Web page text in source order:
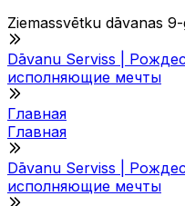
Ziemassvētku dāvanas
Dāvanu Serviss |
исполняющие мечты
Главная
Главная
Dāvanu Serviss |
исполняющие мечты